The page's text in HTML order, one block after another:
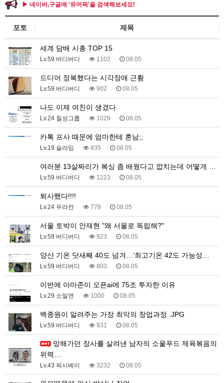
▶ 네이버,구글에 '유머픽'을 검색해보세요!
포토 제목
세계 담배 시총 TOP 15
Lv.59 버디버디 1102 08.05
드디어 정복했다는 시각장애 근황
Lv.59 버디버디 902 08.05
나도 이제 여친이 생겼다.
Lv.24 칠성그룹 1029 08.05
카톡 프사 때문에 엄마한테 혼남;;
Lv.19 슬라임 835 08.05
여러분 13살짜리가 복싱 좀 배웠다고 깝치는데 어떻게 …
Lv.59 버디버디 1223 08.05
퇴사했다!!!!
Lv.24 우라칸 778 08.05
서울 토박이 안재현 "왜 서울로 독립해?"
Lv.59 버디버디 923 08.05
양산 기온 닷새째 40도 넘겨…‘최고기온 42도 가능성…
Lv.59 버디버디 803 08.05
이번에 아마존이 오픈ai에 75조 투자한 이유
Lv.29 소밀면 1000 08.05
백종원이 알려주는 가장 최악의 창업과정 .JPG
Lv.59 버디버디 931 08.05
위력…
Lv.43 픽시베이 3232 08.05